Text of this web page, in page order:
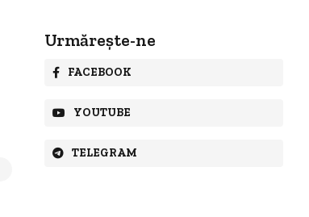
Urmărește-ne
FACEBOOK
YOUTUBE
TELEGRAM